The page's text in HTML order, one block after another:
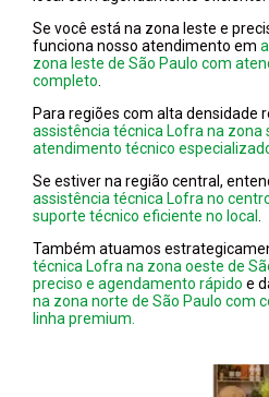
Se você está na zona leste e
funciona nosso atendimento em
zona leste de São Paulo com
completo
Para regiões com alta densidade
assistência técnica Lofra na zona
atendimento técnico
Se estiver na região central,
assistência técnica Lofra no
suporte técnico eficiente no local
Também atuamos
técnica Lofra na zona oeste de
preciso e agendamento rápido e
na zona norte de São Paulo com
linha premium.